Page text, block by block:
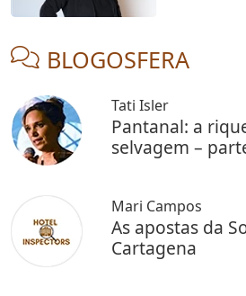
BLOGOSFERA
Tati Isler
Pantanal: a
selvagem –
Mari Campos
As apostas da
Cartagena